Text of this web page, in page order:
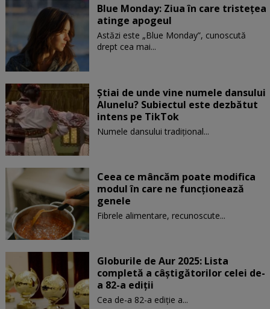
Blue Monday: Ziua în care tristețea
atinge apogeul
Astăzi este „Blue Monday”, cunoscută
drept cea mai...
Știai de unde vine numele dansului
Alunelu? Subiectul este dezbătut
intens pe TikTok
Numele dansului tradițional...
Ceea ce mâncăm poate modifica
modul în care ne funcţionează
genele
Fibrele alimentare, recunoscute...
Globurile de Aur 2025: Lista
completă a câștigătorilor celei de-
a 82-a ediții
Cea de-a 82-a ediție a...